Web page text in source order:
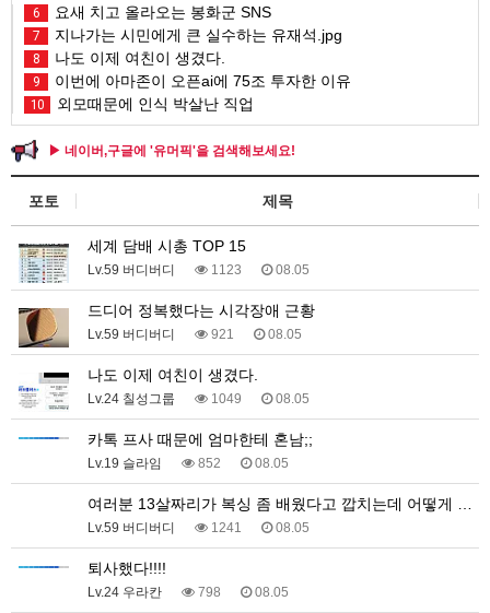
6 요새 치고 올라오는 봉화군 SNS
7 지나가는 시민에게 큰 실수하는 유재석.jpg
8 나도 이제 여친이 생겼다.
9 이번에 아마존이 오픈ai에 75조 투자한 이유
10 외모때문에 인식 박살난 직업
▶ 네이버,구글에 '유머픽'을 검색해보세요!
포토 제목
세계 담배 시총 TOP 15
Lv.59 버디버디 1123 08.05
드디어 정복했다는 시각장애 근황
Lv.59 버디버디 921 08.05
나도 이제 여친이 생겼다.
Lv.24 칠성그룹 1049 08.05
카톡 프사 때문에 엄마한테 혼남;;
Lv.19 슬라임 852 08.05
여러분 13살짜리가 복싱 좀 배웠다고 깝치는데 어떻게 …
Lv.59 버디버디 1241 08.05
퇴사했다!!!!
Lv.24 우라칸 798 08.05